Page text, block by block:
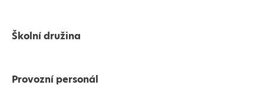
Školní družina
Provozní personál